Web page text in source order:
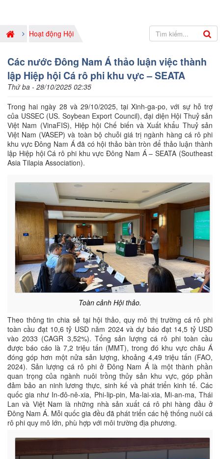
Hoạt động Hội
Các nước Đông Nam Á thảo luận việc thành
lập Hiệp hội Cá rô phi khu vực – SEATA
Thứ ba - 28/10/2025 02:35
Trong hai ngày 28 và 29/10/2025, tại Xinh-ga-po, với sự hỗ trợ
của USSEC (US. Soybean Export Council), đại diện Hội Thuỷ sản
Việt Nam (VinaFIS), Hiệp hội Chế biến và Xuất khẩu Thuỷ sản
Việt Nam (VASEP) và toàn bộ chuỗi giá trị ngành hàng cá rô phi
khu vực Đông Nam Á đã có hội thảo bàn tròn để thảo luận thành
lập Hiệp hội Cá rô phi khu vực Đông Nam Á – SEATA (Southeast
Asia Tilapia Association).
Toàn cảnh Hội thảo.
Theo thông tin chia sẻ tại hội thảo, quy mô thị trường cá rô phi
toàn cầu đạt 10,6 tỷ USD năm 2024 và dự báo đạt 14,5 tỷ USD
vào 2033 (CAGR 3,52%). Tổng sản lượng cá rô phi toàn cầu
được báo cáo là 7,2 triệu tấn (MMT), trong đó khu vực châu Á
đóng góp hơn một nửa sản lượng, khoảng 4,49 triệu tấn (FAO,
2024). Sản lượng cá rô phi ở Đông Nam Á là một thành phần
quan trọng của ngành nuôi trồng thủy sản khu vực, góp phần
đảm bảo an ninh lương thực, sinh kế và phát triển kinh tế. Các
quốc gia như In-đô-nê-xia, Phi-lip-pin, Ma-lai-xia, Mi-an-ma, Thái
Lan và Việt Nam là những nhà sản xuất cá rô phi hàng đầu ở
Đông Nam Á. Mỗi quốc gia đều đã phát triển các hệ thống nuôi cá
rô phi quy mô lớn, phù hợp với môi trường địa phương.